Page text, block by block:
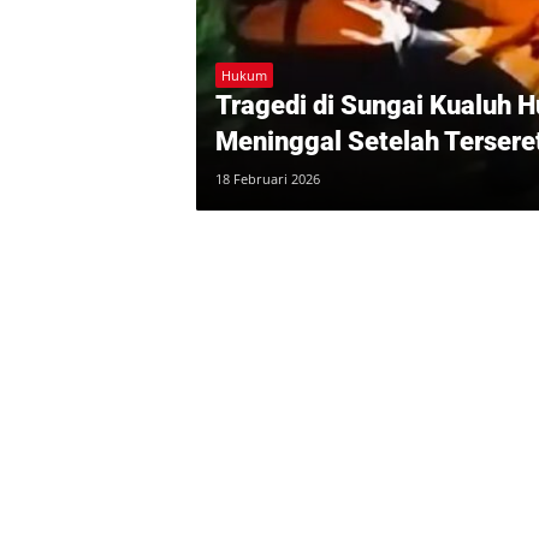
Hukum
Tragedi di Sungai Kualuh
Meninggal Setelah
18 Februari 2026